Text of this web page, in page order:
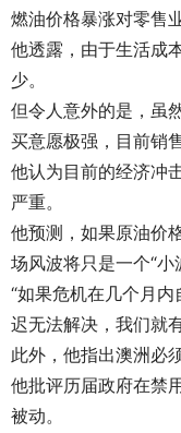
燃油价格暴涨对零售
他透露，由于生活成
少。
但令人意外的是，虽
买意愿极强，目前销
他认为目前的经济冲
严重。
他预测，如果原油价
场风波将只是一个“小
“如果危机在几个月
迟无法解决，我们就
此外，他指出澳洲必
他批评历届政府在禁
被动。